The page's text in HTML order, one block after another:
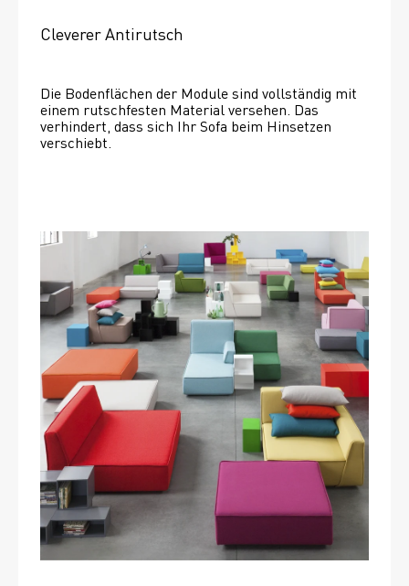
Cleverer Antirutsch
Die Bodenflächen der Module sind vollständig mit
einem rutschfesten Material versehen. Das
verhindert, dass sich Ihr Sofa beim Hinsetzen
verschiebt.